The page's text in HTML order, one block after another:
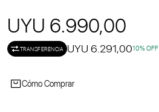
UYU 6.990,00
TRANSFERENCIA UYU 6.291,0010% OFF
Cómo Comprar